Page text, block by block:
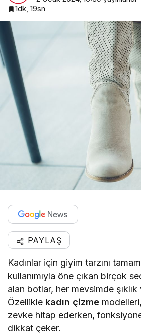
1dk, 19sn
PAYLAŞ
Kadınlar için giyim tarzını
kullanımıyla öne çıkan birçok
alan botlar, her mevsimde
Özellikle kadın çizme
zevke hitap ederken,
dikkat çeker.